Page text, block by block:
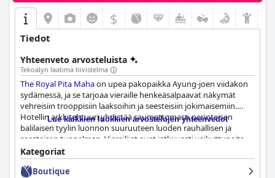
$
Tiedot
Yhteenveto arvosteluista
Tekoälyn laatima tiivistelmä
The Royal Pita Mahaon upea pakopaikka Ayung-joen viidakon
sydämessä, ja se tarjoaa vieraille henkeäsalpaavat näkymät
vehreisiin trooppisiin laaksoihin ja seesteisiin jokimaisemiin.
Hotellin arkkitehtuuri yhdistää saumattomasti perinteisen
balilaisen tyylin luonnon suuruuteen luoden rauhallisen ja
seesteisen tunnelman. Vierailijat ovat jatkuvasti vaikuttuneita
läheisyydestä Ubudin paikallisiin nähtävyyksiin, mutta
arvostavat sen tarjoamaa eristäytynyttä pakopaikkaa poissa
hälinästä.
Lue kaikkien luokkien arvostelujen yhteenvedot
Kategoriat
Boutique